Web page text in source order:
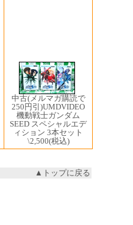
中古(メルマガ購読で
250円引)UMDVIDEO
機動戦士ガンダム
SEED スペシャルエデ
ィション 3本セット
\2,500(税込)
▲トップに戻る